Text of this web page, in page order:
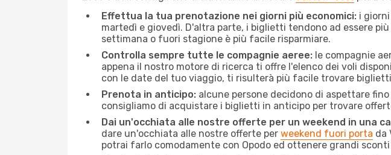
Effettua la tua prenotazione nei giorni più economici: i
martedì e giovedì. D'altra parte, i biglietti tendono ad essere
settimana o fuori stagione è più facile risparmiare.
Controlla sempre tutte le compagnie aeree: le compagnie
appena il nostro motore di ricerca ti offre l'elenco dei voli
con le date del tuo viaggio, ti risulterà più facile trovare
Prenota in anticipo: alcune persone decidono di aspettare
consigliamo di acquistare i biglietti in anticipo per trovare
Dai un'occhiata alle nostre offerte per un weekend in una
dare un'occhiata alle nostre offerte per weekend fuori porta da
potrai farlo comodamente con Opodo ed ottenere grandi